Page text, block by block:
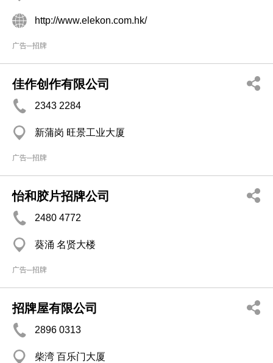
http://www.elekon.com.hk/
广告─招牌
佳作创作有限公司
2343 2284
新蒲岗 旺景工业大厦
广告─招牌
怡和胶片招牌公司
2480 4772
葵涌 名贤大楼
广告─招牌
招牌屋有限公司
2896 0313
柴湾 百乐门大厦